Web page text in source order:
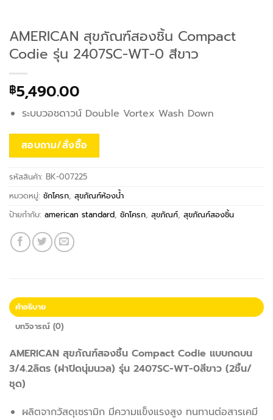
AMERICAN สุขภัณฑ์สองชิ้น Compact
Codie รุ่น 2407SC-WT-0 สีขาว
฿5,490.00
ระบบวอชดาวน์ Double Vortex Wash Down
สอบถาม/สั่งซื้อ
รหัสสินค้า: BK-007225
หมวดหมู่: ชักโครก, สุขภัณฑ์ห้องน้ำ
ป้ายกำกับ: american standard, ชักโครก, สุขภัณฑ์, สุขภัณฑ์สองชิ้น
คำอธิบาย
บทวิจารณ์ (0)
AMERICAN สุขภัณฑ์สองชิ้น Compact Codie แบบกดบน
3/4.2ลิตร (ฝาปิดนุ่มนวล) รุ่น 2407SC-WT-0สีขาว (2ชิ้น/
ชุด)
ผลิตจากวัสดุเซรามิก มีความแข็งแรงสูง ทนทานต่อสารเคมี